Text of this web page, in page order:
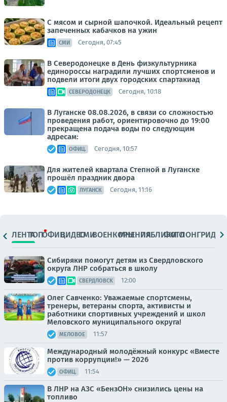
С мясом и сырной шапочкой. Идеальный рецепт
запеченных кабачков на ужин
СМИ Сегодня, 07:45
В Северодонецке в День физкультурника
единороссы наградили лучших спортсменов и
подвели итоги двух городских спартакиад
СЕВЕРОДОНЕЦК Сегодня, 10:18
В Луганске 08.08.2026, в связи со сложностью
проведения работ, ориентировочно до 19:00
прекращена подача воды по следующим
адресам:
ОФИЦ. Сегодня, 10:57
Для жителей квартала Степной в Луганске
прошёл праздник двора
ЛУГАНСК Сегодня, 11:16
ЛЕНТАТОПОФИЦ.ВИДЕОСМИВОЕНКОРЫМНЕНИЯПАБЛИКИ
ФОТОЛОНГРИДЫ
Сибиряки помогут детям из Свердловского
округа ЛНР собраться в школу
СВЕРДЛОВСК 12:00
Олег Савченко: Уважаемые спортсмены,
тренеры, ветераны спорта, активисты и
работники спортивных учреждений и школ
Меловского муниципального округа!
МЕЛОВОЕ 11:57
Международный молодёжный конкурс «Вместе
против коррупции!» — 2026
ОФИЦ. 11:54
В ЛНР на АЗС «БензОН» снизились цены на
топливо